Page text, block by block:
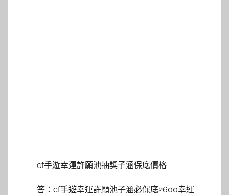
cf手遊幸運許願池抽獎子涵保底價格
答：cf手遊幸運許願池子涵必保底2600幸運